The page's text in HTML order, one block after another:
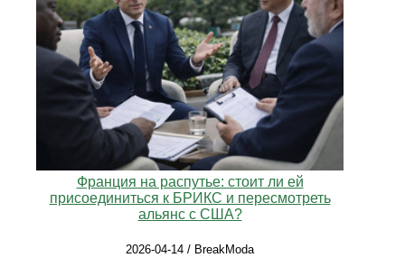
Франция на распутье: стоит ли ей
присоединиться к БРИКС и пересмотреть
альянс с США?
2026-04-14 / BreakModa